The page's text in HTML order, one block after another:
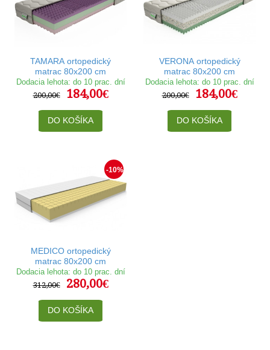
TAMARA ortopedický
matrac 80x200 cm
Dodacia lehota: do 10 prac. dní
200,00€
184,00€
DO KOŠÍKA
VERONA ortopedický
matrac 80x200 cm
Dodacia lehota: do 10 prac. dní
200,00€
184,00€
DO KOŠÍKA
-10%
MEDICO ortopedický
matrac 80x200 cm
Dodacia lehota: do 10 prac. dní
312,00€
280,00€
DO KOŠÍKA